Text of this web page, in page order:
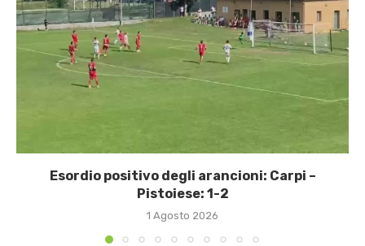
Esordio positivo degli arancioni: Carpi –
Pistoiese: 1-2
1 Agosto 2026